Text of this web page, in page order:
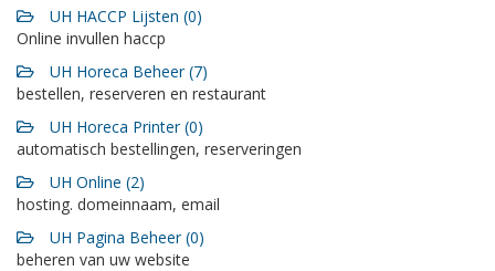
UH HACCP Lijsten (0)
Online invullen haccp
UH Horeca Beheer (7)
bestellen, reserveren en restaurant
UH Horeca Printer (0)
automatisch bestellingen, reserveringen
UH Online (2)
hosting. domeinnaam, email
UH Pagina Beheer (0)
beheren van uw website